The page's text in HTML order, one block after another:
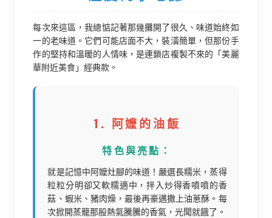
每次來這區，我總惦記著那幾攤開了很久、味道始終如
一的老味道。它們可能店面不大，裝潢簡單，但那份手
作的堅持和溫暖的人情味，是連鎖店複製不來的「美麗
華附近美食」經典款。
1. 阿嬤的油飯
特色與亮點：
就是記憶中阿嬤灶腳的味道！嚴選長糯米，蒸得
粒粒分明卻又軟糯適中，拌入炒得香噴噴的香
菇、蝦米、豬肉燥，最後再豪邁撒上油蔥酥。每
次掀開蒸籠那股熱氣騰騰的香氣，光聞就餓了。